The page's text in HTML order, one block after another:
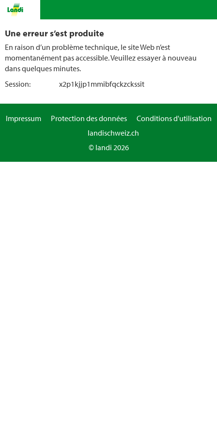
Une erreur s’est produite
En raison d’un problème technique, le site Web n’est
momentanément pas accessible. Veuillez essayer à nouveau
dans quelques minutes.
Session:
x2p1kjjp1mmibfqckzckssit
Impressum Protection des données
Conditions d'utilisation
landischweiz.ch
© landi 2026